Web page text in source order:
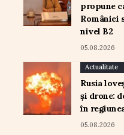
propune
României
nivel B2
05.08.2026
Actualitate
Rusia
și drone:
în
05.08.2026